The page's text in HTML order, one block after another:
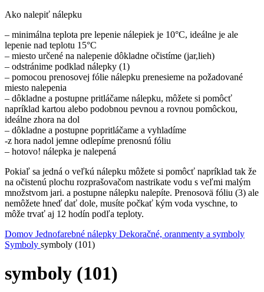
Ako nalepiť nálepku
– minimálna teplota pre lepenie nálepiek je 10°C, ideálne je ale
lepenie nad teplotu 15°C
– miesto určené na nalepenie dôkladne očistíme (jar,lieh)
– odstránime podklad nálepky (1)
– pomocou prenosovej fólie nálepku prenesieme na požadované
miesto nalepenia
– dôkladne a postupne pritláčame nálepku, môžete si pomôcť
napríklad kartou alebo podobnou pevnou a rovnou pomôckou,
ideálne zhora na dol
– dôkladne a postupne popritláčame a vyhladíme
-z hora nadol jemne odlepíme prenosnú fóliu
– hotovo! nálepka je nalepená
Pokiaľ sa jedná o veľkú nálepku môžete si pomôcť napríklad tak že
na očistenú plochu rozprašovačom nastrikate vodu s veľmi malým
množstvom jari. a postupne nálepku nalepíte. Prenosovä fóliu (3) ale
nemôžete hneď dať dole, musíte počkať kým voda vyschne, to
môže trvať aj 12 hodín podľa teploty.
Domov Jednofarebné nálepky Dekoračné, oranmenty a symboly
Symboly symboly (101)
symboly (101)